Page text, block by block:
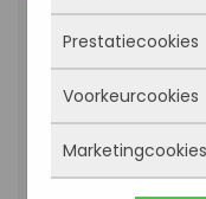
Deze cookies
überhaupt
kunnen niet
ze alleen
inloggen, een
zo instellen
Prestatiecookies
Met deze
bezocht wordt,
komen en welke
kunnen we de
Voorkeurcookies
Deze cookies
Bijvoorbeeld
Marketingcookies